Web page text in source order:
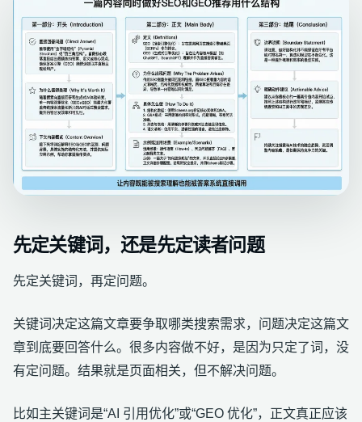
先定关键词，还是先定读者问题
先定关键词，再定问题。
关键词决定这篇文章要争取哪类搜索需求，问题决定这篇文
章到底要回答什么。很多内容做不好，是因为只定了词，没
有定问题。结果就是页面相关，但不解决问题。
比如主关键词是“AI 引用优化”或“GEO 优化”，正文真正应该